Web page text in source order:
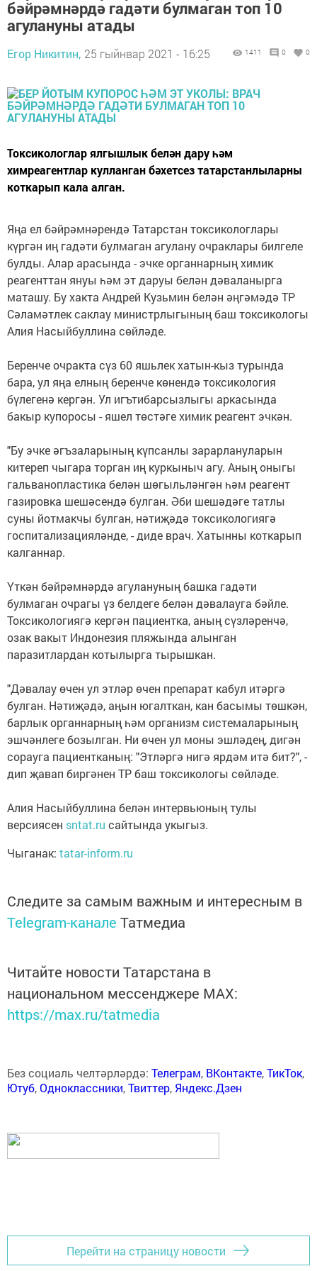
бәйрәмнәрдә гадәти булмаган топ 10
агулануны атады
Егор Никитин, 25 гыйнвар 2021 - 16:25 1411 0 0
Токсикологлар ялгышлык белән дару һәм
химреагентлар кулланган бәхетсез татарстанлыларны
коткарып кала алган.
Яңа ел бәйрәмнәрендә Татарстан токсикологлары
күргән иң гадәти булмаган агулану очраклары билгеле
булды. Алар арасында - эчке органнарның химик
реагенттан януы һәм эт даруы белән дәваланырга
маташу. Бу хакта Андрей Кузьмин белән әңгәмәдә ТР
Сәламәтлек саклау министрлыгының баш токсикологы
Алия Насыйбуллина сөйләде.
Беренче очракта сүз 60 яшьлек хатын-кыз турында
бара, ул яңа елның беренче көнендә токсикология
бүлегенә кергән. Ул игътибарсызлыгы аркасында
бакыр купоросы - яшел төстәге химик реагент эчкән.
"Бу эчке әгъзаларының күпсанлы зарарлануларын
китереп чыгара торган иң куркыныч агу. Аның оныгы
гальванопластика белән шөгыльләнгән һәм реагент
газировка шешәсендә булган. Әби шешәдәге татлы
суны йотмакчы булган, нәтиҗәдә токсикологиягә
госпитализацияләнде, - диде врач. Хатынны коткарып
калганнар.
Үткән бәйрәмнәрдә агулануның башка гадәти
булмаган очрагы үз белдеге белән дәвалауга бәйле.
Токсикологиягә кергән пациентка, аның сүзләренчә,
озак вакыт Индонезия пляжында алынган
паразитлардан котылырга тырышкан.
"Дәвалау өчен ул этләр өчен препарат кабул итәргә
булган. Нәтиҗәдә, аңын югалткан, кан басымы төшкән,
барлык органнарның һәм организм системаларының
эшчәнлеге бозылган. Ни өчен ул моны эшләдең, дигән
сорауга пациентканың: "Этләргә нигә ярдәм итә бит?", -
дип җавап биргәнен ТР баш токсикологы сөйләде.
Алия Насыйбуллина белән интервьюның тулы
версиясен sntat.ru сайтында укыгыз.
Чыганак: tatar-inform.ru
Следите за самым важным и интересным в
Telegram-канале Татмедиа
Читайте новости Татарстана в
национальном мессенджере MАХ:
https://max.ru/tatmedia
Без социаль челтәрләрдә: Телеграм, ВКонтакте,ТикТок,
Ютуб,Одноклассники,Твиттер, Яндекс.Дзен
Перейти на страницу новости